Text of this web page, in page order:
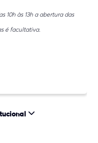
10h às 13h a abertura das
é facultativa.